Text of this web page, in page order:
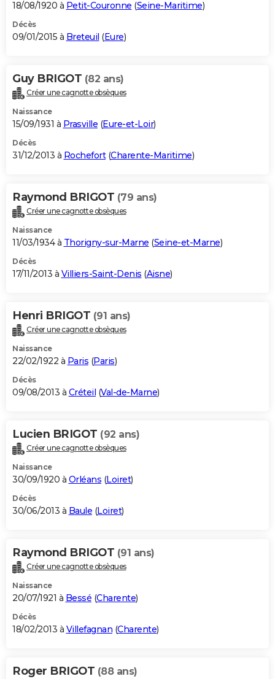
18/08/1920 à Petit-Couronne (Seine-Maritime)
Décès
09/01/2015 à Breteuil (Eure)
Guy BRIGOT (82 ans)
Créer une cagnotte obsèques
Naissance
15/09/1931 à Prasville (Eure-et-Loir)
Décès
31/12/2013 à Rochefort(Charente-Maritime)
Raymond BRIGOT (79 ans)
Créer une cagnotte obsèques
Naissance
11/03/1934 à Thorigny-sur-Marne (Seine-et-Marne)
Décès
17/11/2013 à Villiers-Saint-Denis (Aisne)
Henri BRIGOT (91 ans)
Créer une cagnotte obsèques
Naissance
22/02/1922 à Paris (Paris)
Décès
09/08/2013 à Créteil (Val-de-Marne)
Lucien BRIGOT (92 ans)
Créer une cagnotte obsèques
Naissance
30/09/1920 à Orléans (Loiret)
Décès
30/06/2013 à Baule (Loiret)
Raymond BRIGOT (91 ans)
Créer une cagnotte obsèques
Naissance
20/07/1921 à Bessé (Charente)
Décès
18/02/2013 à Villefagnan (Charente)
Roger BRIGOT (88 ans)